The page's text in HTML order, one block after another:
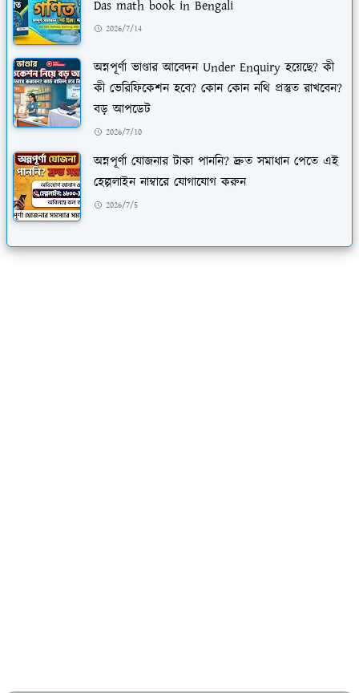
Das math book in Bengali
2026/7/14
অন্নপূর্ণা ভাণ্ডার আবেদন Under Enquiry হয়েছে? কী
কী ভেরিফিকেশন হবে? কোন কোন নথি প্রস্তুত রাখবেন?
বড় আপডেট
2026/7/10
অন্নপূর্ণা যোজনার টাকা পাননি? দ্রুত সমাধান পেতে এই
হেল্পলাইন নাম্বারে যোগাযোগ করুন
2026/7/5